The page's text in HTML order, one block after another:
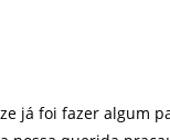
já foi fazer algum